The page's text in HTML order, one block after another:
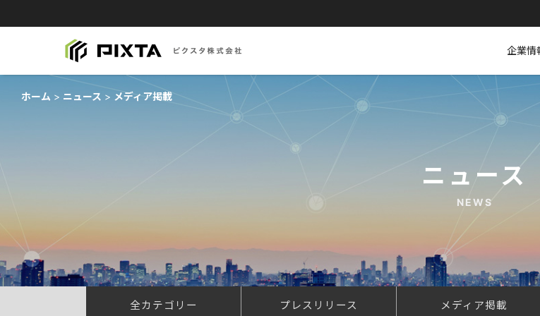
企業情
ホーム ニュース メディア掲載
ニュース
NEWS
全カテゴリー プレスリリース メディア掲載